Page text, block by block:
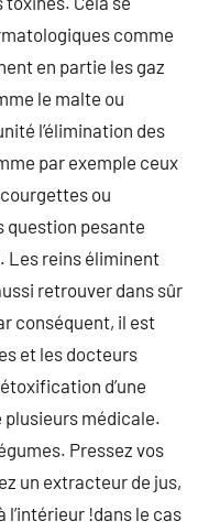
comme
en partie les gaz
le malte ou
l’élimination des
par exemple ceux
courgettes ou
question pesante
Les reins éliminent
retrouver dans sûr
conséquent, il est
et les docteurs
d’une
plusieurs médicale.
Pressez vos
un extracteur de jus,
l’intérieur !dans le cas